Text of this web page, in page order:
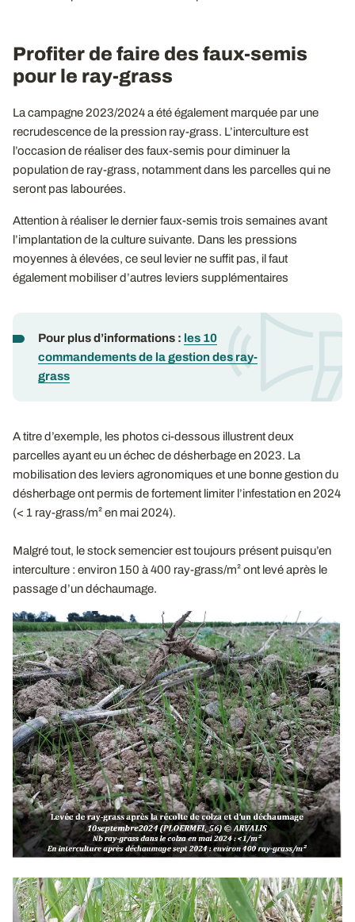
Profiter de faire des faux-semis
pour le ray-grass
La campagne 2023/2024 a été également marquée par une
recrudescence de la pression ray-grass. L’interculture est
l’occasion de réaliser des faux-semis pour diminuer la
population de ray-grass, notamment dans les parcelles qui ne
seront pas labourées.
Attention à réaliser le dernier faux-semis trois semaines avant
l’implantation de la culture suivante. Dans les pressions
moyennes à élevées, ce seul levier ne suffit pas, il faut
également mobiliser d’autres leviers supplémentaires
Pour plus d’informations : les 10
commandements de la gestion des ray-
grass
A titre d’exemple, les photos ci-dessous illustrent deux
parcelles ayant eu un échec de désherbage en 2023. La
mobilisation des leviers agronomiques et une bonne gestion du
désherbage ont permis de fortement limiter l’infestation en 2024
(< 1 ray-grass/m² en mai 2024).
Malgré tout, le stock semencier est toujours présent puisqu’en
interculture : environ 150 à 400 ray-grass/m² ont levé après le
passage d’un déchaumage.